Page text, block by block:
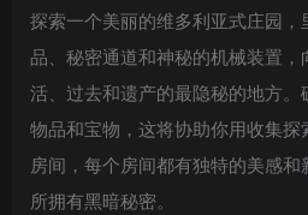
探索一个美丽的维多利亚式庄园
品、秘密通道和神秘的机械装置
活、过去和遗产的最隐秘的地方
物品和宝物，这将协助你用收集
房间，每个房间都有独特的美感
所拥有黑暗秘密。